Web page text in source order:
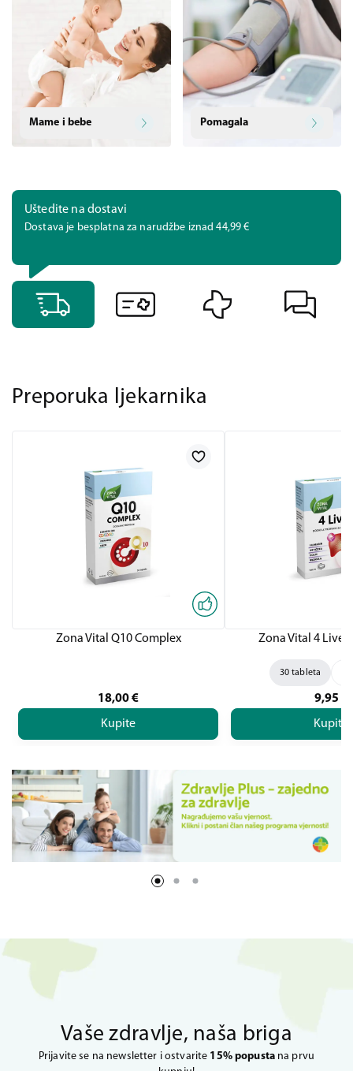
Mame i bebe Pomagala
Uštedite na dostavi
Dostava je besplatna za narudžbe iznad 44,99 €
Preporuka ljekarnika
Zona Vital Q10 Complex
18,00€
Kupite
Zona Vital 4
30 tableta
9,95
Kupite
Vaše zdravlje, naša briga
Prijavite se na newsletter i ostvarite 15% popustana prvu